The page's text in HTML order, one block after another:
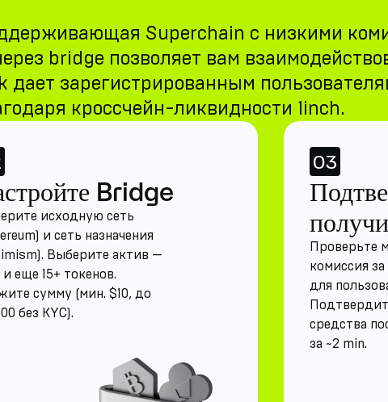
Superchain с низкими
bridge позволяет вам
зарегистрированным
кроссчейн-ликвидности 1inch.
Bridge
исходную сеть
и сеть назначения
Выберите актив —
и еще 15+ токенов.
сумму (мин. $10, до
без KYC).
03
Проверьте
комиссия
для
средства
за ~2 min.